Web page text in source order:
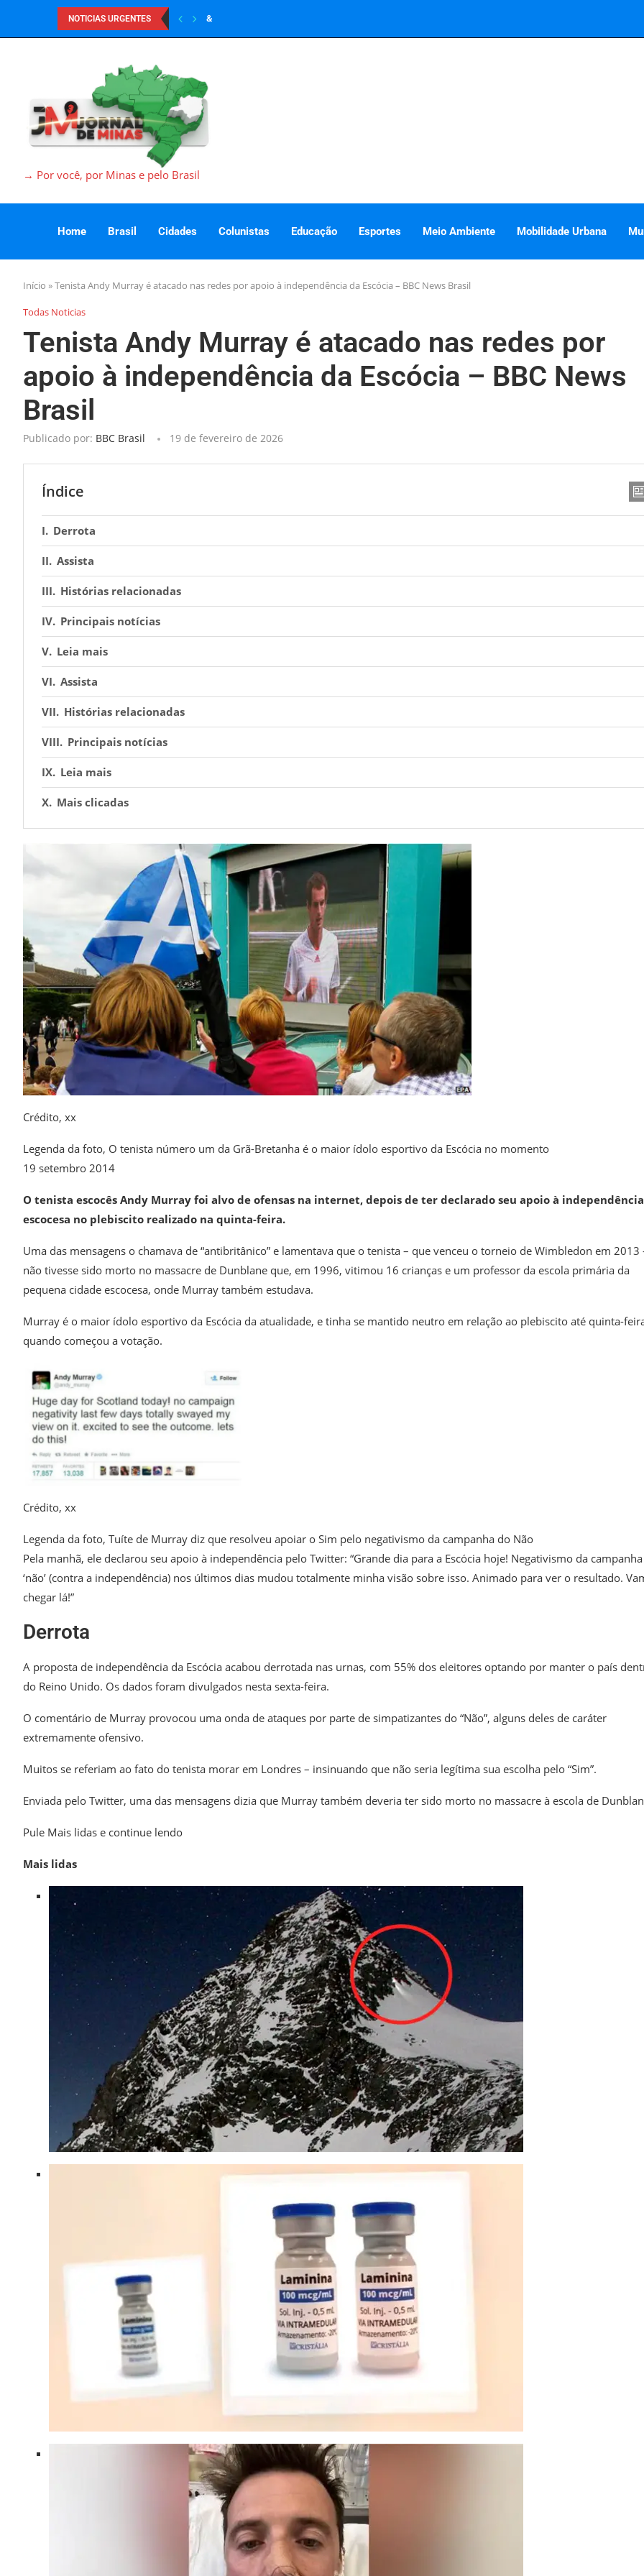
NOTICIAS URGENTES &
→ Por você, por Minas e pelo Brasil
Home Brasil Cidades Colunistas Educação Esportes Meio Ambiente Mobilidade Urbana
Início »Tenista Andy Murray é atacado nas redes por apoio à independência da Escócia – BBC News Brasil
Todas Noticias
Tenista Andy Murray é atacado nas redes por
apoio à independência da Escócia – BBC News
Brasil
Publicado por: BBC Brasil 19 de fevereiro de 2026
Índice
Derrota
Assista
Histórias relacionadas
Principais notícias
Leia mais
Assista
Histórias relacionadas
Principais notícias
Leia mais
Mais clicadas
Crédito, xx
Legenda da foto, O tenista número um da Grã-Bretanha é o maior ídolo esportivo da Escócia no momento
19 setembro 2014
O tenista escocês Andy Murray foi alvo de ofensas na internet, depois de ter declarado seu apoio à independência
escocesa no plebiscito realizado na quinta-feira.
Uma das mensagens o chamava de “antibritânico” e lamentava que o tenista – que venceu o torneio de Wimbledon em 2013
não tivesse sido morto no massacre de Dunblane que, em 1996, vitimou 16 crianças e um professor da escola primária da
pequena cidade escocesa, onde Murray também estudava.
Murray é o maior ídolo esportivo da Escócia da atualidade, e tinha se mantido neutro em relação ao plebiscito até quinta-
quando começou a votação.
Crédito, xx
Legenda da foto, Tuíte de Murray diz que resolveu apoiar o Sim pelo negativismo da campanha do Não
Pela manhã, ele declarou seu apoio à independência pelo Twitter: “Grande dia para a Escócia hoje! Negativismo da
‘não’ (contra a independência) nos últimos dias mudou totalmente minha visão sobre isso. Animado para ver o resultado.
chegar lá!”
Derrota
A proposta de independência da Escócia acabou derrotada nas urnas, com 55% dos eleitores optando por manter o país
do Reino Unido. Os dados foram divulgados nesta sexta-feira.
O comentário de Murray provocou uma onda de ataques por parte de simpatizantes do “Não”, alguns deles de caráter
extremamente ofensivo.
Muitos se referiam ao fato do tenista morar em Londres – insinuando que não seria legítima sua escolha pelo “Sim”.
Enviada pelo Twitter, uma das mensagens dizia que Murray também deveria ter sido morto no massacre à escola de
Pule Mais lidas e continue lendo
Mais lidas